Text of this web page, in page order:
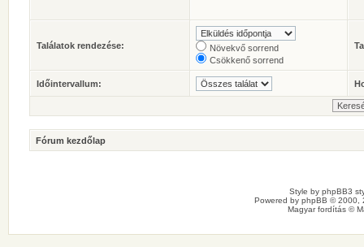
Találatok rendezése:
Növekvő sorrend
Csökkenő sorrend
Időintervallum:
Fórum kezdőlap
Style by phpBB3
Powered by phpBB © 2000,
Magyar fordítás ©